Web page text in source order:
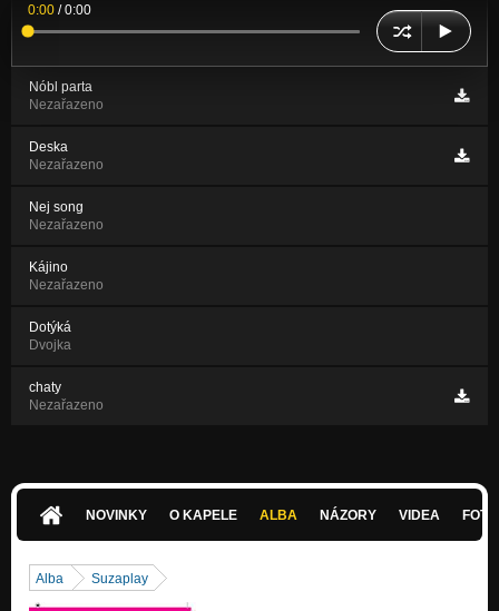
0:00 /0:00
Nóbl parta
Nezařazeno
Deska
Nezařazeno
Nej song
Nezařazeno
Kájino
Nezařazeno
Dotýká
Dvojka
chaty
Nezařazeno
NOVINKY O KAPELE ALBA NÁZORY VIDEA
Alba Suzaplay